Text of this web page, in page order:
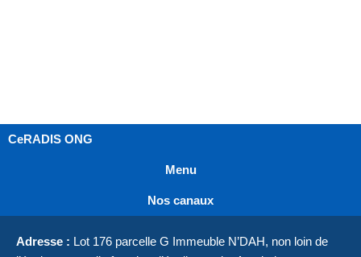
CeRADIS ONG
Menu
Nos canaux
Adresse : Lot 176 parcelle G Immeuble N’DAH, non loin de